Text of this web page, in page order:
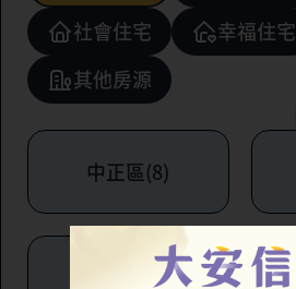
社會住宅
幸福住宅
其他房源
中正區(8)
中山區(6)